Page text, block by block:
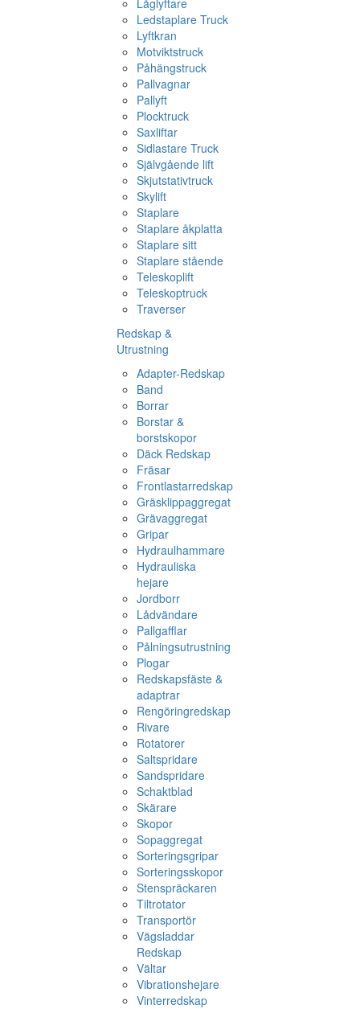
Låglyftare
Ledstaplare Truck
Lyftkran
Motviktstruck
Påhängstruck
Pallvagnar
Pallyft
Plocktruck
Saxliftar
Sidlastare Truck
Självgående lift
Skjutstativtruck
Skylift
Staplare
Staplare åkplatta
Staplare sitt
Staplare stående
Teleskoplift
Teleskoptruck
Traverser
Redskap &
Utrustning
Adapter-Redskap
Band
Borrar
Borstar &
borstskopor
Däck Redskap
Fräsar
Frontlastarredskap
Gräsklippaggregat
Grävaggregat
Gripar
Hydraulhammare
Hydrauliska
hejare
Jordborr
Lådvändare
Pallgafflar
Pålningsutrustning
Plogar
Redskapsfäste &
adaptrar
Rengöringredskap
Rivare
Rotatorer
Saltspridare
Sandspridare
Schaktblad
Skärare
Skopor
Sopaggregat
Sorteringsgripar
Sorteringsskopor
Stenspräckaren
Tiltrotator
Transportör
Vägsladdar
Redskap
Vältar
Vibrationshejare
Vinterredskap